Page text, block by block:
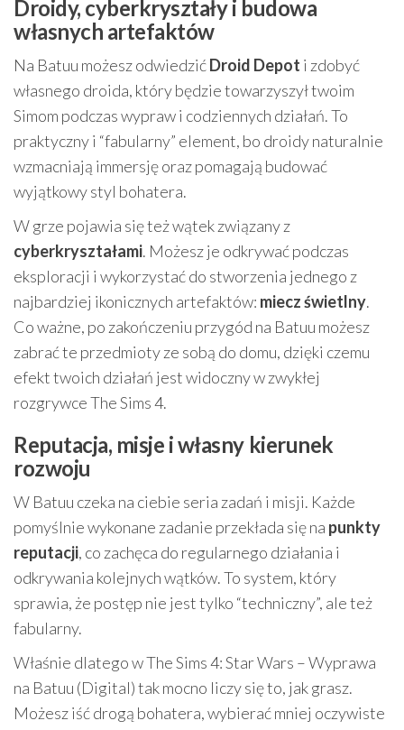
Droidy, cyberkryształy i budowa
własnych artefaktów
Na Batuu możesz odwiedzićDroid Depot i zdobyć
własnego droida, który będzie towarzyszył twoim
Simom podczas wypraw i codziennych działań. To
praktyczny i “fabularny” element, bo droidy naturalnie
wzmacniają immersję oraz pomagają budować
wyjątkowy styl bohatera.
W grze pojawia się też wątek związany z
cyberkryształami. Możesz je odkrywać podczas
eksploracji i wykorzystać do stworzenia jednego z
najbardziej ikonicznych artefaktów: miecz świetlny.
Co ważne, po zakończeniu przygód na Batuu możesz
zabrać te przedmioty ze sobą do domu, dzięki czemu
efekt twoich działań jest widoczny w zwykłej
rozgrywce The Sims 4.
Reputacja, misje i własny kierunek
rozwoju
W Batuu czeka na ciebie seria zadań i misji. Każde
pomyślnie wykonane zadanie przekłada się na punkty
reputacji, co zachęca do regularnego działania i
odkrywania kolejnych wątków. To system, który
sprawia, że postęp nie jest tylko “techniczny”, ale też
fabularny.
Właśnie dlatego w The Sims 4: Star Wars – Wyprawa
na Batuu (Digital) tak mocno liczy się to, jak grasz.
Możesz iść drogą bohatera, wybierać mniej oczywiste